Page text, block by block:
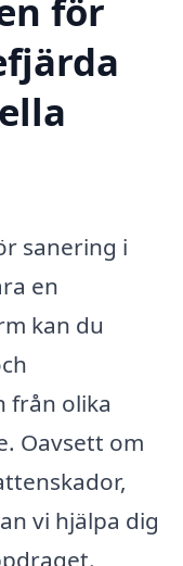
för
sanering i
en
kan du
från olika
Oavsett om
vi hjälpa dig